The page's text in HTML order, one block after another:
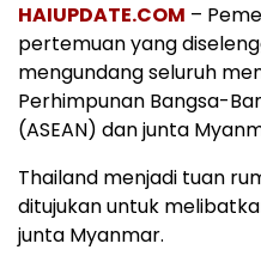
HAIUPDATE.COM –
pertemuan yang
mengundang seluruh
Perhimpunan Bangsa-
(ASEAN) dan junta
Thailand menjadi tuan
ditujukan untuk
junta Myanmar.